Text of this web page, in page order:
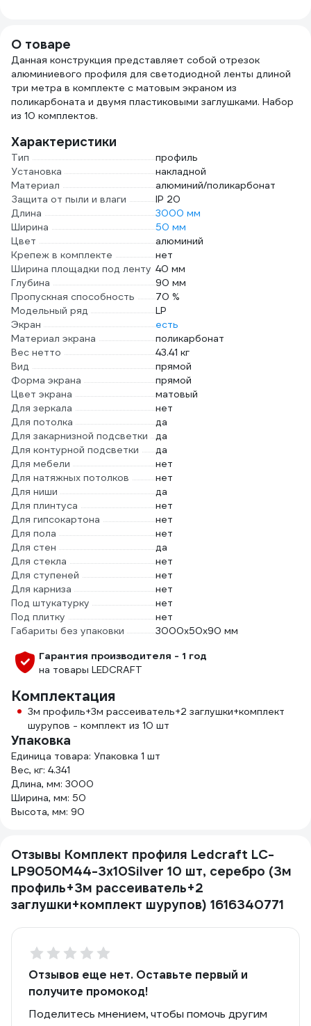
О товаре
Данная конструкция представляет собой отрезок
алюминиевого профиля для светодиодной ленты длиной
три метра в комплекте с матовым экраном из
поликарбоната и двумя пластиковыми заглушками. Набор
из 10 комплектов.
Характеристики
Тип
профиль
Установка
накладной
Материал
алюминий/поликарбонат
Защита от пыли и влаги
IP 20
Длина
3000 мм
Ширина
50 мм
Цвет
алюминий
Крепеж в комплекте
нет
Ширина площадки под ленту 40 мм
Глубина
90 мм
Пропускная способность
70 %
Модельный ряд
LP
Экран
есть
Материал экрана
поликарбонат
Вес нетто
43.41 кг
Вид
прямой
Форма экрана
прямой
Цвет экрана
матовый
Для зеркала
нет
Для потолка
да
Для закарнизной подсветки
да
Для контурной подсветки
да
Для мебели
нет
Для натяжных потолков
нет
Для ниши
да
Для плинтуса
нет
Для гипсокартона
нет
Для пола
нет
Для стен
да
Для стекла
нет
Для ступеней
нет
Для карниза
нет
Под штукатурку
нет
Под плитку
нет
Габариты без упаковки
3000x50x90 мм
Гарантия производителя - 1 год
на товары LEDCRAFT
Комплектация
3м профиль+3м рассеиватель+2 заглушки+комплект
шурупов - комплект из 10 шт
Упаковка
Единица товара: Упаковка 1 шт
Вес, кг: 4.341
Длина, мм: 3000
Ширина, мм: 50
Высота, мм: 90
Отзывы Комплект профиля Ledcraft LC-
LP9050M44-3x10Silver 10 шт, серебро (3м
профиль+3м рассеиватель+2
заглушки+комплект шурупов) 1616340771
Отзывов еще нет. Оставьте первый и
получите промокод!
Поделитесь мнением, чтобы помочь другим